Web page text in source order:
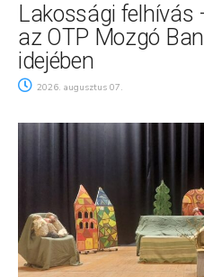
Lakossági
az OTP Mozgó
idejében
2026. augusztus 07.